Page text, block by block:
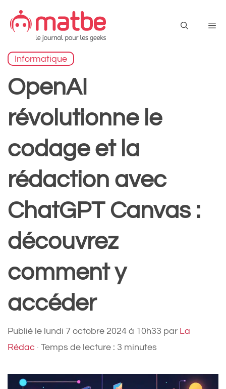
contenu
Informatique
OpenAI
révolutionne le
codage et la
rédaction avec
ChatGPT Canvas :
découvrez
comment y
accéder
Publié le lundi 7 octobre 2024 à 10h33 par La
Rédac · Temps de lecture : 3 minutes